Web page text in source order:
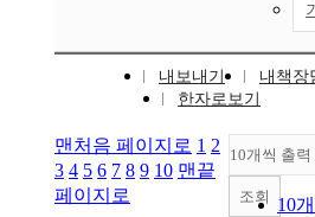
내보내기
내책장
한자로보기
10개씩 출력
10
조회
맨처음 페이지로 1 2
3 4 5 6 7 8 9 10 맨끝
페이지로